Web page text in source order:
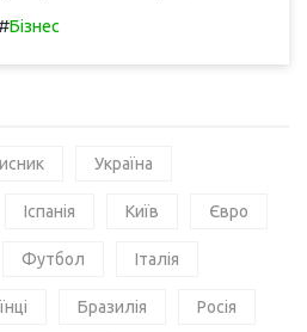
Бізнес
Україна
Іспанія Київ Євро
Футбол Італія
Бразилія Росія